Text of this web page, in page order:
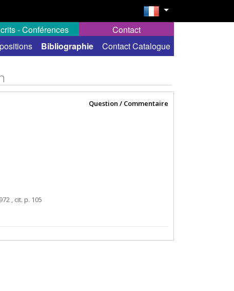
Bibliographie Contact Catalogue
- Conférences Contact
Question / Commentaire
, cit. p. 105